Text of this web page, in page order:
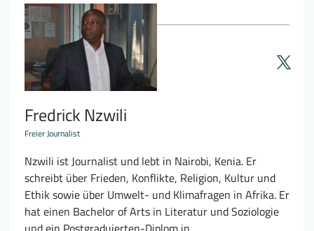
Fredrick Nzwili
Freier Journalist
Nzwili ist Journalist und lebt in Nairobi, Kenia. Er
schreibt über Frieden, Konflikte, Religion, Kultur und
Ethik sowie über Umwelt- und Klimafragen in Afrika. Er
hat einen Bachelor of Arts in Literatur und Soziologie